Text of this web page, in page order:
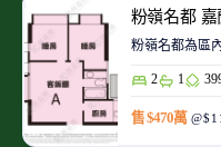
粉嶺名都
粉嶺名都為區
2 1
售 $470萬